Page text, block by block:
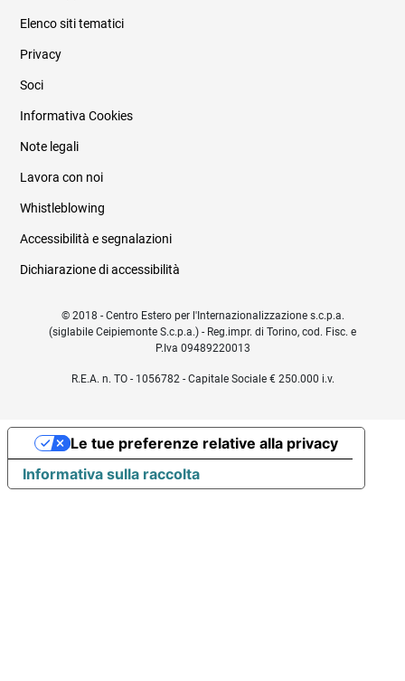
Elenco siti tematici
Privacy
Soci
Informativa Cookies
Note legali
Lavora con noi
Whistleblowing
Accessibilità e segnalazioni
Dichiarazione di accessibilità
© 2018 - Centro Estero per l'Internazionalizzazione s.c.p.a.
(siglabile Ceipiemonte S.c.p.a.) - Reg.impr. di Torino, cod. Fisc. e
P.Iva 09489220013
R.E.A. n. TO - 1056782 - Capitale Sociale € 250.000 i.v.
Informativa sulla raccolta
Le tue preferenze relative alla privacy